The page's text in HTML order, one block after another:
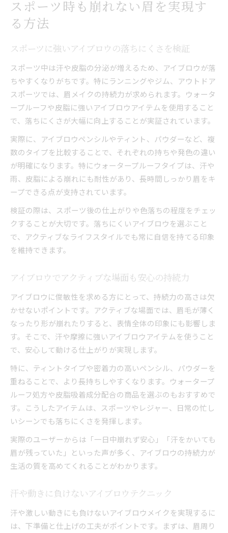
スポーツ時も崩れない眉を実現す
る方法
スポーツに強いアイブロウの落ちにくさを検証
スポーツ中は汗や皮脂の分泌が増えるため、アイブロウが落
ちやすくなりがちです。特にランニングやジム、アウトドア
スポーツでは、眉メイクの持続力が求められます。ウォータ
ープルーフや皮脂に強いアイブロウアイテムを使用すること
で、落ちにくさが大幅に向上することが実証されています。
実際に、アイブロウペンシルやティント、パウダーなど、複
数のタイプを比較することで、それぞれの持ちや発色の違い
が明確になります。特にウォータープルーフタイプは、汗や
雨、皮脂による崩れにも耐性があり、長時間しっかり眉をキ
ープできる点が支持されています。
検証の際は、スポーツ後の仕上がりや色落ちの程度をチェッ
クすることが大切です。落ちにくいアイブロウを選ぶこと
で、アクティブなライフスタイルでも常に自信を持てる印象
を維持できます。
アイブロウでアクティブな場面も安心の持続力
アイブロウに俊敏性を求める方にとって、持続力の高さは欠
かせないポイントです。アクティブな場面では、眉毛が薄く
なったり形が崩れたりすると、表情全体の印象にも影響しま
す。そこで、汗や摩擦に強いアイブロウアイテムを使うこと
で、安心して動ける仕上がりが実現します。
特に、ティントタイプや密着力の高いペンシル、パウダーを
重ねることで、より長持ちしやすくなります。ウォータープ
ルーフ処方や皮脂吸着成分配合の商品を選ぶのもおすすめで
す。こうしたアイテムは、スポーツやレジャー、日常の忙し
いシーンでも落ちにくさを発揮します。
実際のユーザーからは「一日中崩れず安心」「汗をかいても
眉が残っていた」といった声が多く、アイブロウの持続力が
生活の質を高めてくれることがわかります。
汗や動きに負けないアイブロウテクニック
汗や激しい動きにも負けないアイブロウメイクを実現するに
は、下準備と仕上げの工夫がポイントです。まずは、眉周り